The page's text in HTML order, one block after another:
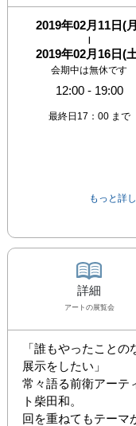
2019年02月11日(
|
2019年02月16日(
会期中は無休です
12:00- 19:00
最終日17：00 まで
もっと詳
詳細
アート の展覧会
「誰もやったことの
展示をしたい」
常々語る前衛アーテ
ト柴田和。
回を重ねてもテーマ